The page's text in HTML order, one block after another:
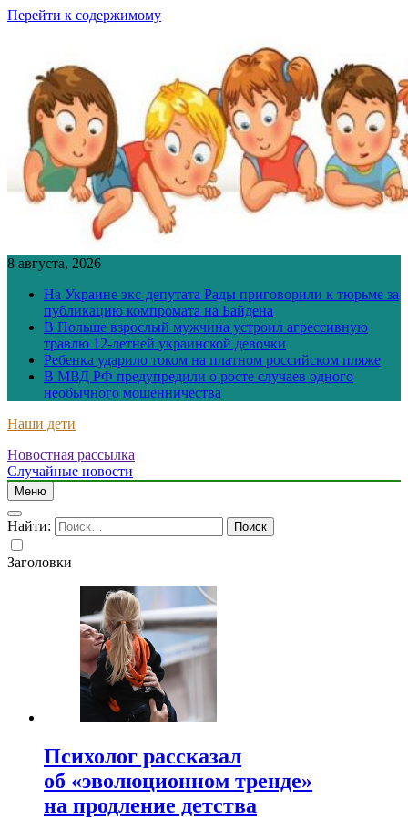
Перейти к содержимому
8 августа, 2026
На Украине экс-депутата Рады приговорили к тюрьме за
публикацию компромата на Байдена
В Польше взрослый мужчина устроил агрессивную
травлю 12-летней украинской девочки
Ребенка ударило током на платном российском пляже
В МВД РФ предупредили о росте случаев одного
необычного мошенничества
Наши дети
Новостная рассылка
Случайные новости
Меню
Найти:
Заголовки
Психолог рассказал
об «эволюционном тренде»
на продление детства